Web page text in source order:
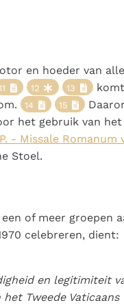
en hoeder van
12 13
komt
14 15
het gebruik van het
- Missale Romanum
Stoel.
of meer groepen
celebreren, dient:
en legitimiteit
Tweede Vaticaans